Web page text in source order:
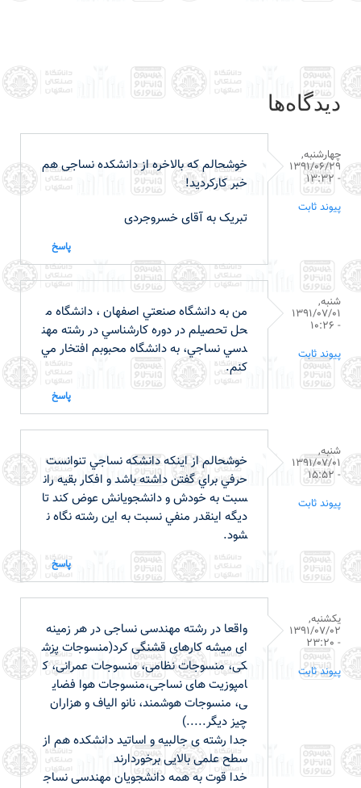
دیدگاه‌ها
چهارشنبه,
1391/06/29
- 13:32
پیوند ثابت
خوشحالم که بالاخره از دانشکده نساجی هم
خبر کارکردید!
تبریک به آقای خسروجردی
پاسخ
شنبه,
1391/07/01
- 10:26
پیوند ثابت
من به دانشگاه صنعتي اصفهان ، دانشگاه م
حل تحصيلم در دوره كارشناسي در رشته مهن
دسي نساجي، به دانشگاه محبوبم افتخار مي
كنم.
پاسخ
شنبه,
1391/07/01
- 15:52
پیوند ثابت
خوشحالم از اينکه دانشکه نساجي تنوانست
حرفي براي گفتن داشته باشد و افکار بقيه ران
سبت به خودش و دانشجويانش عوض کند تا
ديگه اينقدر منفي نسبت به اين رشته نگاه ن
شود.
پاسخ
یکشنبه,
1391/07/02
- 23:20
پیوند ثابت
واقعا در رشته مهندسی نساجی در هر زمینه
ای میشه کارهای قشنگی کرد(منسوجات پزش
کی، منسوجات نظامی، منسوجات عمرانی، ک
امپوزیت های نساجی،منسوجات هوا فضای
ی، منسوجات هوشمند، نانو الیاف و هزاران
چیز دیگر.....)
جدا رشته ی جالبیه و اساتید دانشکده هم از
سطح علمی بالایی برخوردارند
خدا قوت به همه دانشجویان مهندسی نساج